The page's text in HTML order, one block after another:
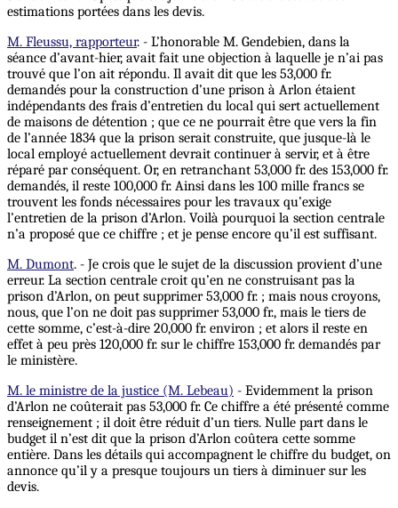
estimations portées dans les devis.
M. Fleussu, rapporteur. - L’honorable M. Gendebien, dans la
séance d’avant-hier, avait fait une objection à laquelle je n’ai pas
trouvé que l’on ait répondu. Il avait dit que les 53,000 fr.
demandés pour la construction d’une prison à Arlon étaient
indépendants des frais d’entretien du local qui sert actuellement
de maisons de détention ; que ce ne pourrait être que vers la fin
de l’année 1834 que la prison serait construite, que jusque-là le
local employé actuellement devrait continuer à servir, et à être
réparé par conséquent. Or, en retranchant 53,000 fr. des 153,000 fr.
demandés, il reste 100,000 fr. Ainsi dans les 100 mille francs se
trouvent les fonds nécessaires pour les travaux qu’exige
l’entretien de la prison d’Arlon. Voilà pourquoi la section centrale
n’a proposé que ce chiffre ; et je pense encore qu’il est suffisant.
M. Dumont. - Je crois que le sujet de la discussion provient d’une
erreur. La section centrale croit qu’en ne construisant pas la
prison d’Arlon, on peut supprimer 53,000 fr. ; mais nous croyons,
nous, que l’on ne doit pas supprimer 53,000 fr., mais le tiers de
cette somme, c’est-à-dire 20,000 fr. environ ; et alors il reste en
effet à peu près 120,000 fr. sur le chiffre 153,000 fr. demandés par
le ministère.
M. le ministre de la justice (M. Lebeau) - Evidemment la prison
d’Arlon ne coûterait pas 53,000 fr. Ce chiffre a été présenté comme
renseignement ; il doit être réduit d’un tiers. Nulle part dans le
budget il n’est dit que la prison d’Arlon coûtera cette somme
entière. Dans les détails qui accompagnent le chiffre du budget, on
annonce qu’il y a presque toujours un tiers à diminuer sur les
devis.